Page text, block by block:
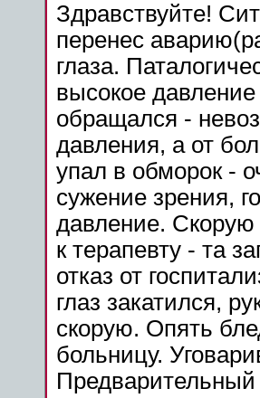
Здравствуйте!
перенес
глаза.
высокое
обращался -
давления, а от
упал в обморок -
сужение зрения,
давление.
к терапевту - та
отказ от
глаз закатился,
скорую. Опять
больницу.